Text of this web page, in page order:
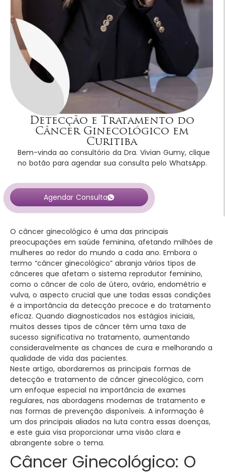
Detecção e Tratamento do
Câncer Ginecológico em
Curitiba
Bem-vinda ao consultório da Dra. Vivian Gumy, clique
no botão para agendar sua consulta pelo WhatsApp.
Agendar Consulta
O câncer ginecológico é uma das principais
preocupações em saúde feminina, afetando milhões de
mulheres ao redor do mundo a cada ano. Embora o
termo “câncer ginecológico” abranja vários tipos de
cânceres que afetam o sistema reprodutor feminino,
como o câncer de colo de útero, ovário, endométrio e
vulva, o aspecto crucial que une todas essas condições
é a importância da detecção precoce e do tratamento
eficaz. Quando diagnosticados nos estágios iniciais,
muitos desses tipos de câncer têm uma taxa de
sucesso significativa no tratamento, aumentando
consideravelmente as chances de cura e melhorando a
qualidade de vida das pacientes.
Neste artigo, abordaremos as principais formas de
detecção e tratamento de câncer ginecológico, com
um enfoque especial na importância de exames
regulares, nas abordagens modernas de tratamento e
nas formas de prevenção disponíveis. A informação é
um dos principais aliados na luta contra essas doenças,
e este guia visa proporcionar uma visão clara e
abrangente sobre o tema.
Câncer Ginecológico: O